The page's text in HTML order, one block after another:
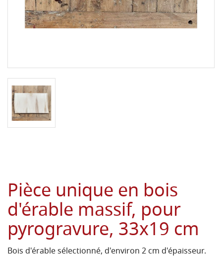
Pièce unique en bois
d'érable massif, pour
pyrogravure, 33x19 cm
Bois d'érable sélectionné, d'environ 2 cm d'épaisseur.